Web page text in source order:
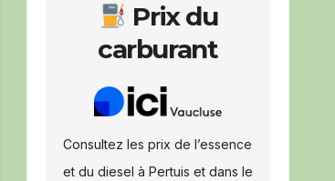
Prix du
carburant
Consultez les prix de l’essence
et du diesel à Pertuis et dans le